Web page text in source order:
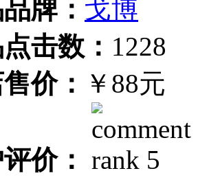
牌： 戈博
击数： 1228
价： ￥88元
价：